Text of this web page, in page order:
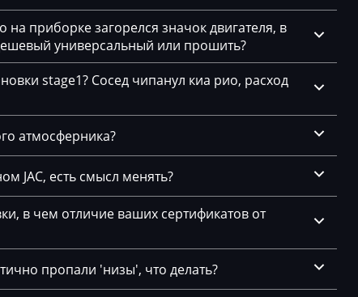
приборке загорелся значок двигателя, в
универсальный или прошить?
stage1? Сосед чипанул киа рио, расход
атмосферника?
JAC, есть смысл менять?
в чем отличие ваших сертификатов от
пропали 'низы', что делать?